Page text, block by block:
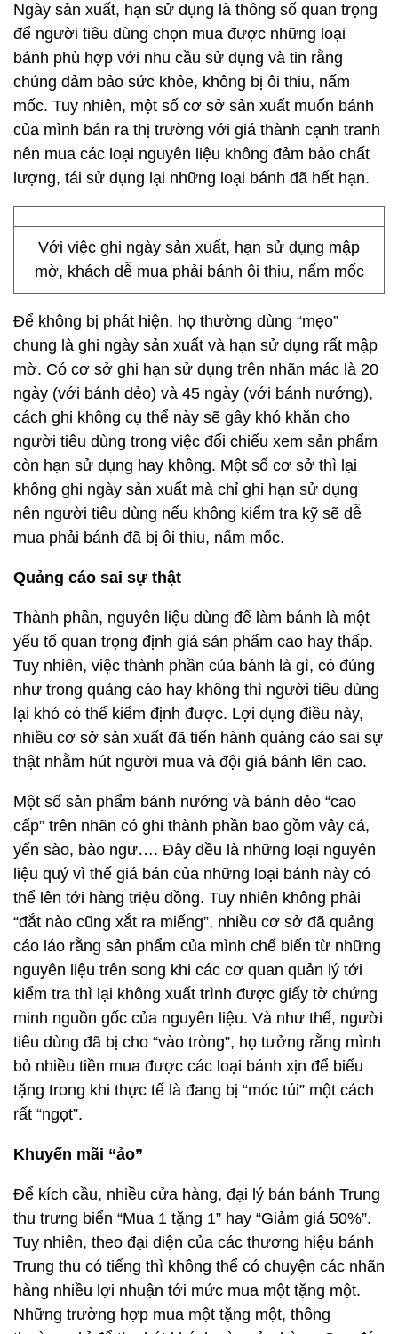
Ngày sản xuất, hạn sử dụng là thông số quan trọng
để người tiêu dùng chọn mua được những loại
bánh phù hợp với nhu cầu sử dụng và tin rằng
chúng đảm bảo sức khỏe, không bị ôi thiu, nấm
mốc. Tuy nhiên, một số cơ sở sản xuất muốn bánh
của mình bán ra thị trường với giá thành cạnh tranh
nên mua các loại nguyên liệu không đảm bảo chất
lượng, tái sử dụng lại những loại bánh đã hết hạn.
Với việc ghi ngày sản xuất, hạn sử dụng mập
mờ, khách dễ mua phải bánh ôi thiu, nấm mốc
Để không bị phát hiện, họ thường dùng “mẹo”
chung là ghi ngày sản xuất và hạn sử dụng rất mập
mờ. Có cơ sở ghi hạn sử dụng trên nhãn mác là 20
ngày (với bánh dẻo) và 45 ngày (với bánh nướng),
cách ghi không cụ thể này sẽ gây khó khăn cho
người tiêu dùng trong việc đối chiếu xem sản phẩm
còn hạn sử dụng hay không. Một số cơ sở thì lại
không ghi ngày sản xuất mà chỉ ghi hạn sử dụng
nên người tiêu dùng nếu không kiểm tra kỹ sẽ dễ
mua phải bánh đã bị ôi thiu, nấm mốc.
Quảng cáo sai sự thật
Thành phần, nguyên liệu dùng để làm bánh là một
yếu tố quan trọng định giá sản phẩm cao hay thấp.
Tuy nhiên, việc thành phần của bánh là gì, có đúng
như trong quảng cáo hay không thì người tiêu dùng
lại khó có thể kiểm định được. Lợi dụng điều này,
nhiều cơ sở sản xuất đã tiến hành quảng cáo sai sự
thật nhằm hút người mua và đội giá bánh lên cao.
Một số sản phẩm bánh nướng và bánh dẻo “cao
cấp” trên nhãn có ghi thành phần bao gồm vây cá,
yến sào, bào ngư…. Đây đều là những loại nguyên
liệu quý vì thế giá bán của những loại bánh này có
thể lên tới hàng triệu đồng. Tuy nhiên không phải
“đắt nào cũng xắt ra miếng”, nhiều cơ sở đã quảng
cáo láo rằng sản phẩm của mình chế biến từ những
nguyên liệu trên song khi các cơ quan quản lý tới
kiểm tra thì lại không xuất trình được giấy tờ chứng
minh nguồn gốc của nguyên liệu. Và như thế, người
tiêu dùng đã bị cho “vào tròng”, họ tưởng rằng mình
bỏ nhiều tiền mua được các loại bánh xịn để biếu
tặng trong khi thực tế là đang bị “móc túi” một cách
rất “ngọt”.
Khuyến mãi “ảo”
Để kích cầu, nhiều cửa hàng, đại lý bán bánh Trung
thu trưng biển “Mua 1 tặng 1” hay “Giảm giá 50%”.
Tuy nhiên, theo đại diện của các thương hiệu bánh
Trung thu có tiếng thì không thể có chuyện các nhãn
hàng nhiều lợi nhuận tới mức mua một tặng một.
Những trường hợp mua một tặng một, thông